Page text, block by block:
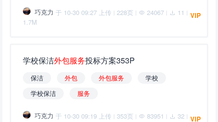
巧克力 于 10-30 09:27 上传 | 228页 | 24067 | 11 |
1.7M
VIP
学校保洁外包服务投标方案353P
保洁 外包 外包服务
学校
学校保洁
服务
巧克力 于 10-30 09:19 上传 | 353页 | 83951 | 32 | VIP